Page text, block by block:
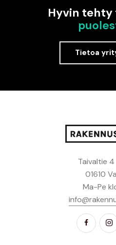
Hyvin tehty
Tietoa
Taivaltie
01610
Ma-Pe